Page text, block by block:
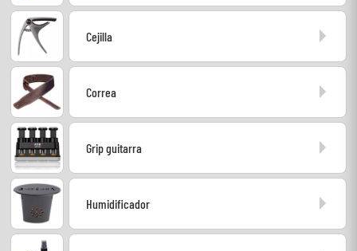
Sintetizadores & samplers
Auriculares
DJ
Cejilla
Correa
Grip guitarra
Humidificador